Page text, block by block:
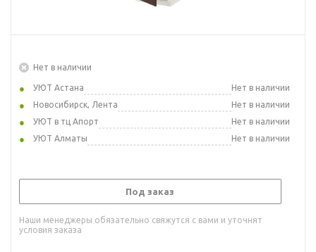
Нет в наличии
УЮТ Астана
Нет в наличии
Новосибирск, Лента
Нет в наличии
УЮТ в тц Апорт
Нет в наличии
УЮТ Алматы
Нет в наличии
Под заказ
Наши менеджеры обязательно свяжутся с вами и уточнят
условия заказа